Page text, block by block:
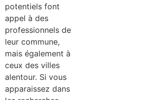
potentiels font
appel à des
professionnels de
leur commune,
mais également à
ceux des villes
alentour. Si vous
apparaissez dans